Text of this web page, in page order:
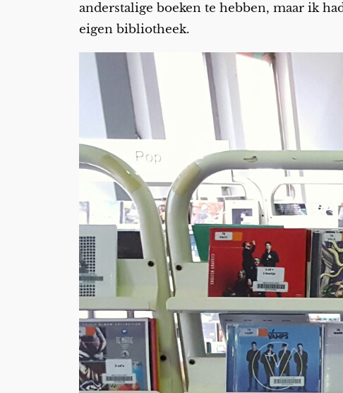
anderstalige boeken te hebben, maar ik
eigen bibliotheek.